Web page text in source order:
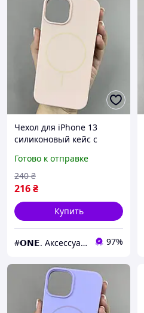
Чехол для iPhone 13
силиконовый кейс с
на айфон 13 пудровый
w01r
Готово к отправке
216₴
240 ₴
Купить
#𝗢𝗡𝗘. Аксессуары к смартфонам 97%